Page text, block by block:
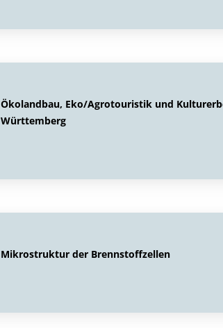
Ökolandbau, Eko/Agrotouristik und
Württemberg
Mikrostruktur der Brennstoffzellen